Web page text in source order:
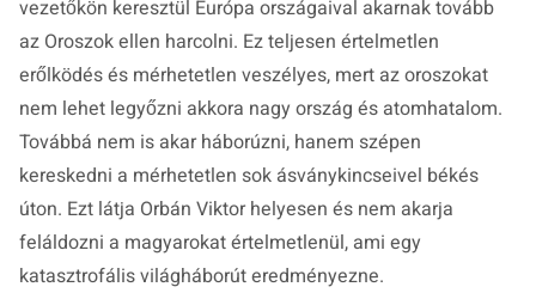
vezetőkön keresztül Európa országaival akarnak tovább
az Oroszok ellen harcolni. Ez teljesen értelmetlen
erőlködés és mérhetetlen veszélyes, mert az oroszokat
nem lehet legyőzni akkora nagy ország és atomhatalom.
Továbbá nem is akar háborúzni, hanem szépen
kereskedni a mérhetetlen sok ásványkincseivel békés
úton. Ezt látja Orbán Viktor helyesen és nem akarja
feláldozni a magyarokat értelmetlenül, ami egy
katasztrofális világháborút eredményezne.